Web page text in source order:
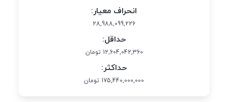
انحراف معیار:
28,988,099,226
حداقل:
12,604,042,360 تومان
حداکثر:
175,440,000,000 تومان